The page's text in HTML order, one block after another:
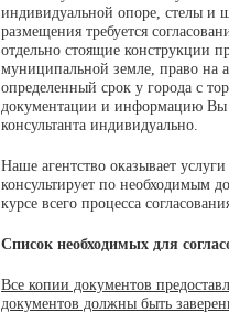
индивидуальной опоре, стелы и
размещения требуется
отдельно стоящие конструкции
муниципальной земле, право на
определенный срок у города с
документации и информацию Вы
консультанта индивидуально.
Наше агентство оказывает
консультирует по необходимым
курсе всего процесса
Список необходимых для
Все копии документов
документов должны быть